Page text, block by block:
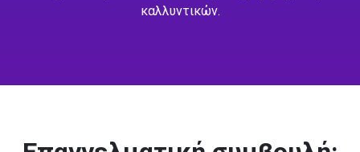
καλλυντικών.